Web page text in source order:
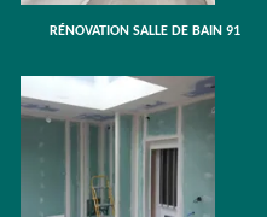
RÉNOVATION SALLE DE BAIN 91